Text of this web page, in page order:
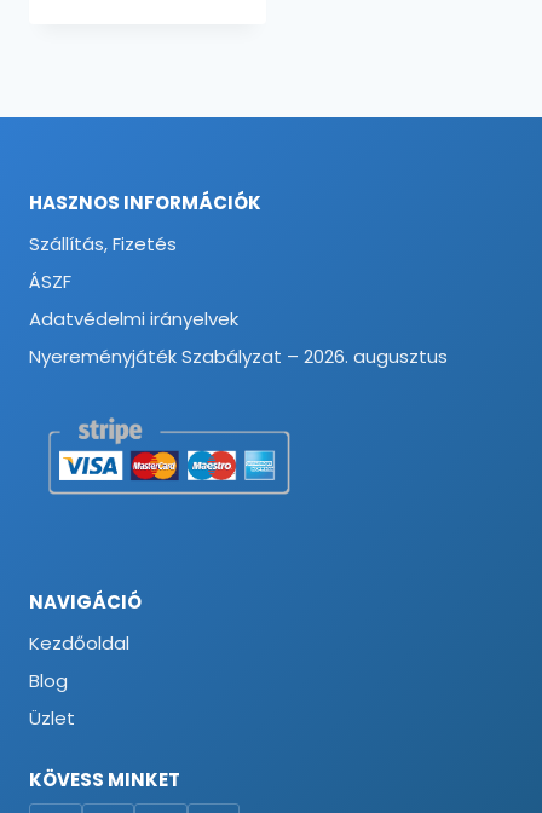
HASZNOS INFORMÁCIÓK
Szállítás, Fizetés
ÁSZF
Adatvédelmi irányelvek
Nyereményjáték Szabályzat – 2026. augusztus
NAVIGÁCIÓ
Kezdőoldal
Blog
Üzlet
KÖVESS MINKET